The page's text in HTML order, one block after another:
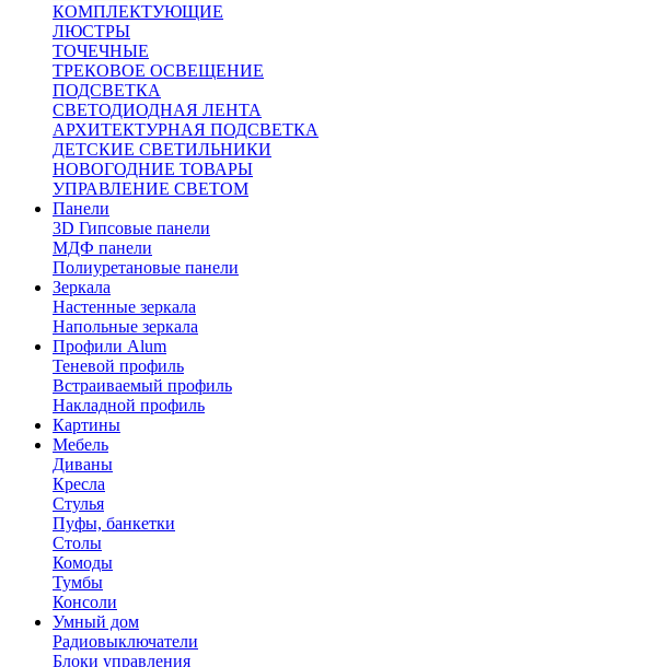
КОМПЛЕКТУЮЩИЕ
ЛЮСТРЫ
ТОЧЕЧНЫЕ
ТРЕКОВОЕ ОСВЕЩЕНИЕ
ПОДСВЕТКА
СВЕТОДИОДНАЯ ЛЕНТА
АРХИТЕКТУРНАЯ ПОДСВЕТКА
ДЕТСКИЕ СВЕТИЛЬНИКИ
НОВОГОДНИЕ ТОВАРЫ
УПРАВЛЕНИЕ СВЕТОМ
Панели
3D Гипсовые панели
МДФ панели
Полиуретановые панели
Зеркала
Настенные зеркала
Напольные зеркала
Профили Alum
Теневой профиль
Встраиваемый профиль
Накладной профиль
Картины
Мебель
Диваны
Кресла
Стулья
Пуфы, банкетки
Столы
Комоды
Тумбы
Консоли
Умный дом
Радиовыключатели
Блоки управления